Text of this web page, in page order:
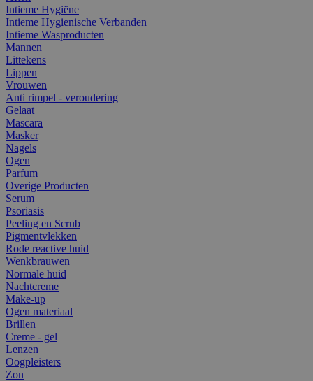
Intieme Hygiëne
Intieme Hygienische Verbanden
Intieme Wasproducten
Mannen
Littekens
Lippen
Vrouwen
Anti rimpel - veroudering
Gelaat
Mascara
Masker
Nagels
Ogen
Parfum
Overige Producten
Serum
Psoriasis
Peeling en Scrub
Pigmentvlekken
Rode reactive huid
Wenkbrauwen
Normale huid
Nachtcreme
Make-up
Ogen materiaal
Brillen
Creme - gel
Lenzen
Oogpleisters
Zon